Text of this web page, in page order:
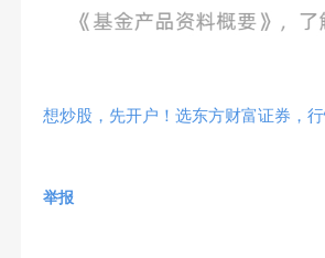
想炒股，先开户！选东方财富证券，
举报